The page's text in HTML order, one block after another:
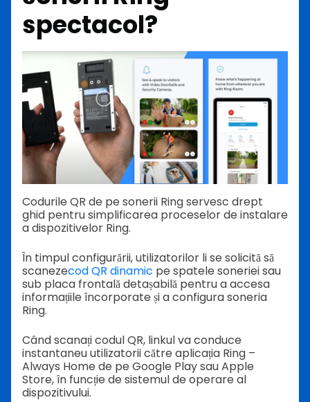
spectacol?
Codurile QR de pe sonerii Ring servesc drept
ghid pentru simplificarea proceselor de instalare
a dispozitivelor Ring.
În timpul configurării, utilizatorilor li se solicită să
scanezecod QR dinamic pe spatele soneriei sau
sub placa frontală detașabilă pentru a accesa
informațiile încorporate și a configura soneria
Ring.
Când scanați codul QR, linkul va conduce
instantaneu utilizatorii către aplicația Ring –
Always Home de pe Google Play sau Apple
Store, în funcție de sistemul de operare al
dispozitivului.